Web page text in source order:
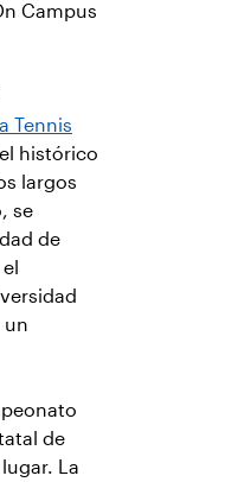
Campus
Tennis
histórico
largos
se
de
un
de
La